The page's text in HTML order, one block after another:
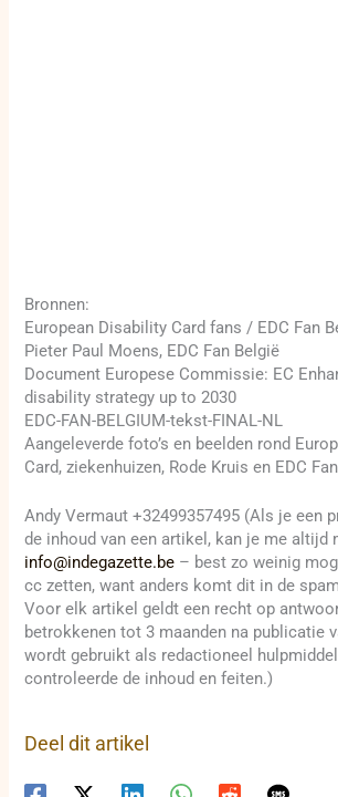
Bronnen:
European Disability Card fans / EDC Fan
Pieter Paul Moens, EDC Fan België
Document Europese Commissie: EC
disability strategy up to 2030
EDC-FAN-BELGIUM-tekst-FINAL-NL
Aangeleverde foto’s en beelden rond
Card, ziekenhuizen, Rode Kruis en EDC
Andy Vermaut +32499357495 (Als je een
de inhoud van een artikel, kan je me altijd
info@indegazette.be – best zo weinig
cc zetten, want anders komt dit in de
Voor elk artikel geldt een recht op
betrokkenen tot 3 maanden na publicatie
wordt gebruikt als redactioneel
controleerde de inhoud en feiten.)
Deel dit artikel